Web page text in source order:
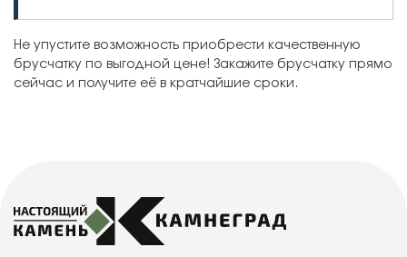
Не упустите возможность приобрести качественную
брусчатку по выгодной цене! Закажите брусчатку прямо
сейчас и получите её в кратчайшие сроки.